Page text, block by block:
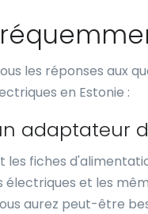
les réponses aux
en Estonie :
adaptateur
les fiches
électriques et les
aurez peut-être